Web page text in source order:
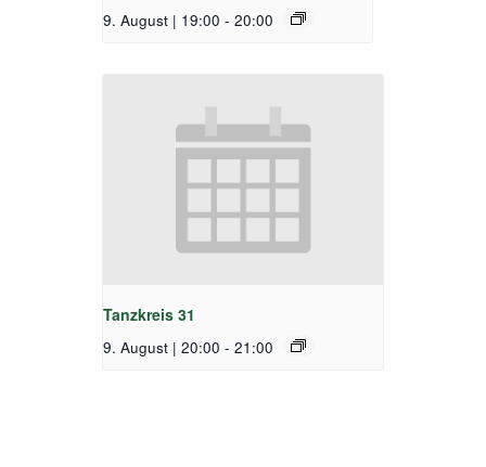
9. August | 19:00 - 20:00
Tanzkreis 31
9. August | 20:00 - 21:00